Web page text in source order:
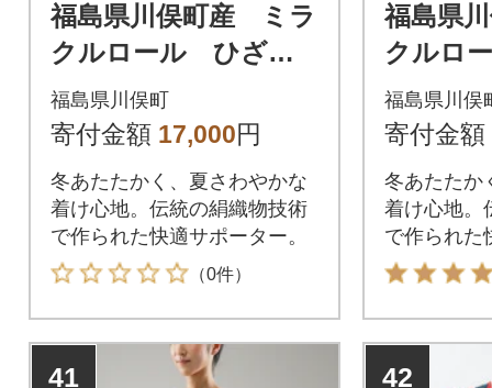
福島県川俣町産 ミラ
クルロール ひざ・
ふくらはぎ兼用サポ
ーターLサイズ 左右
福島県川俣町
寄付金額 17,000円
冬あたたかく、夏さわやかな
着け心地。伝統の絹織物技術
で作られた快適サポーター。
（0件）
福島県
クルロ
腰用M
福島県川俣
寄付金額
冬あたたか
着け心地。
で作られた
41 42